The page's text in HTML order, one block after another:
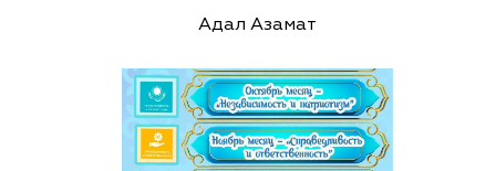
Адал Азамат